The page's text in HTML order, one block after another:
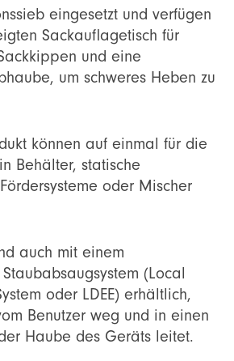
eingesetzt und verfügen
Sackauflagetisch für
und eine
um schweres Heben zu
können auf einmal für die
Behälter, statische
oder Mischer
auch mit einem
(Local
oder LDEE) erhältlich,
Benutzer weg und in einen
Haube des Geräts leitet.